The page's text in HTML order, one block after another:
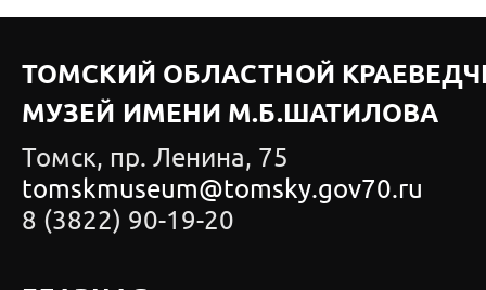
ТОМСКИЙ ОБЛАСТНОЙ
МУЗЕЙ ИМЕНИ М.Б.ШАТИЛОВА
Томск, пр. Ленина, 75
tomskmuseum@tomsky.gov70.ru
8 (3822) 90-19-20